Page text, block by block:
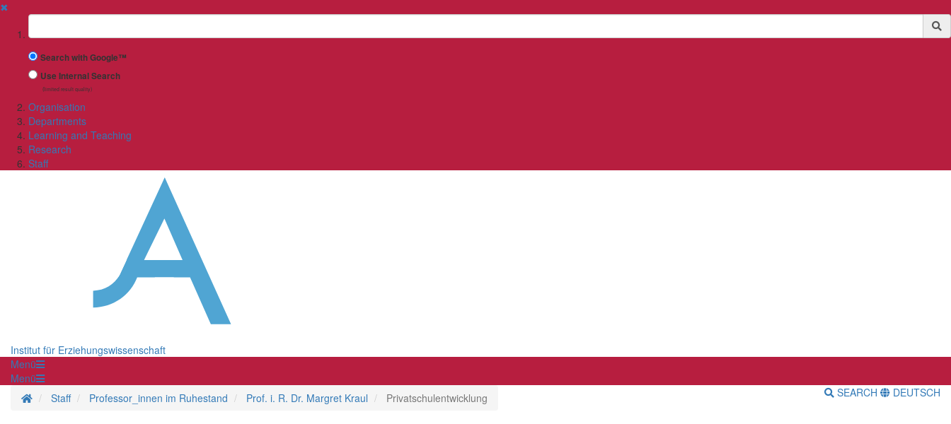
✖
Suchbegriff
Search with Google™
Use Internal Search
(limited result quality)
Organisation
Departments
Learning and Teaching
Research
Staff
Institut für Erziehungswissenschaft
Menü
Menü
Homepage
Staff Professor_innen im Ruhestand Prof. i. R. Dr. Margret Kraul Privatschulentwicklung SEARCH DEUTSCH